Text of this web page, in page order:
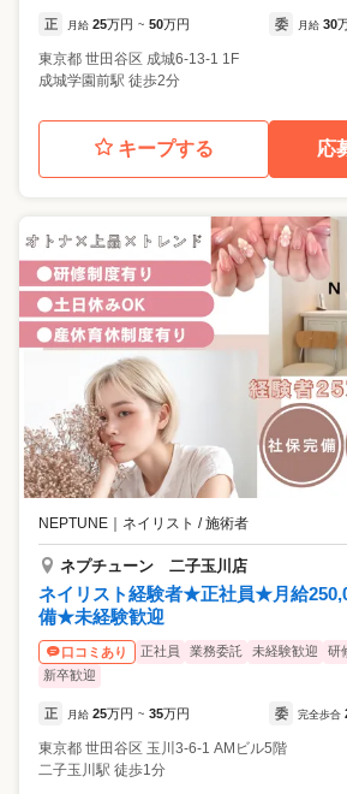
正 月給 25万円 ~ 50万円 委 月給 30
東京都 世田谷区 成城6-13-1 1F
成城学園前駅 徒歩2分
キープする 応
NEPTUNE ネイリスト / 施術者
ネプチューン 二子玉川店
ネイリスト経験者★正社員★月給
備★未経験歓迎
口コミあり 正社員 業務委託 未経験歓迎 研
新卒歓迎
正 月給 25万円 ~ 35万円 委 完全歩合
東京都 世田谷区 玉川3-6-1 AMビル5階
二子玉川駅 徒歩1分